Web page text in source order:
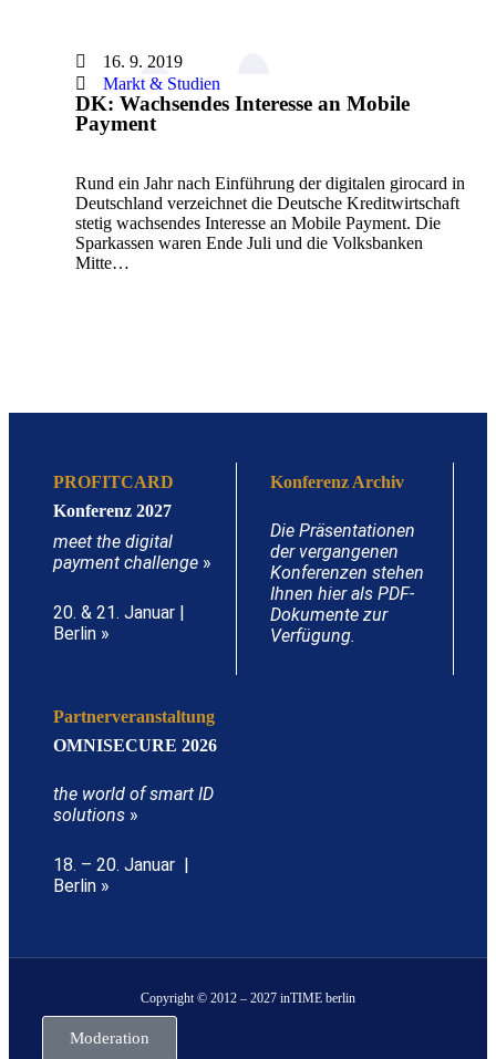
16. 9. 2019
Markt & Studien
DK: Wachsendes Interesse an Mobile
Payment
Rund ein Jahr nach Einführung der digitalen girocard in
Deutschland verzeichnet die Deutsche Kreditwirtschaft
stetig wachsendes Interesse an Mobile Payment. Die
Sparkassen waren Ende Juli und die Volksbanken
Mitte…
PROFITCARD
Konferenz 2027
meet the digital
payment challenge »
20. & 21. Januar |
Berlin »
Konferenz Archiv
Die Präsentationen
der vergangenen
Konferenzen stehen
Ihnen hier als PDF-
Dokumente zur
Verfügung.
Partnerveranstaltung
OMNISECURE 2026
the world of smart ID
solutions »
18. – 20. Januar |
Berlin »
Copyright © 2012 – 2027 inTIME berlin
Moderation